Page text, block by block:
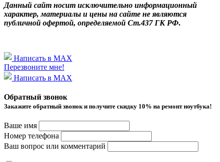
Данный сайт носит исключительно информационный
характер, материалы и цены на сайте не являются
публичной офертой, определяемой Ст.437 ГК РФ.
Написать в MAX
Перезвоните мне!
Написать в MAX
Обратный звонок
Закажите обратный звонок и получитe скидку 10% на ремонт ноутбука!
Ваше имя
Номер телефона
Ваш вопрос или комментарий